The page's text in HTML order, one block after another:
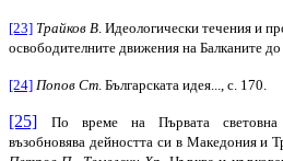
[23] Трайков В . Идеологически течения и
освободителните движения на Балканите
[24] Попов Ст . Българската идея..., с. 170.
[25]
По време на Първата световна
възобновява дейността си в Македония и